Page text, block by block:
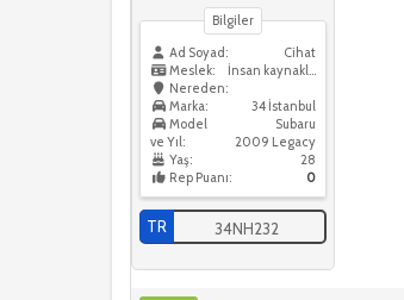
Bilgiler
Ad Soyad:
Cihat
Meslek:
İnsan kaynakları
Nereden:
34 İstanbul
Marka:
Subaru
Model
ve Yıl:
2009 Legacy
Yaş:
28
Rep Puanı:
0
TR 34NH232